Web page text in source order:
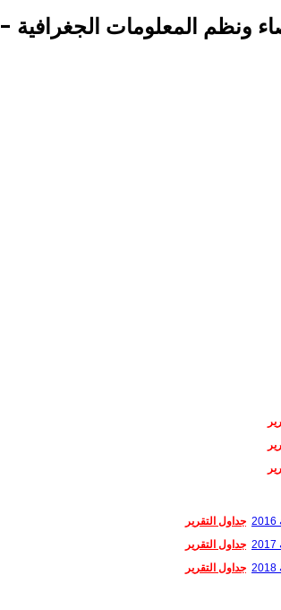
ونظم المعلومات الجغرافية -
جداول التقرير
جداول التقرير
جداول التقرير